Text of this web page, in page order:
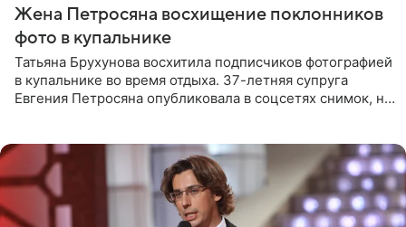
Жена Петросяна восхищение поклонников
фото в купальнике
Татьяна Брухунова восхитила подписчиков фотографией
в купальнике во время отдыха. 37-летняя супруга
Евгения Петросяна опубликовала в соцсетях снимок, на